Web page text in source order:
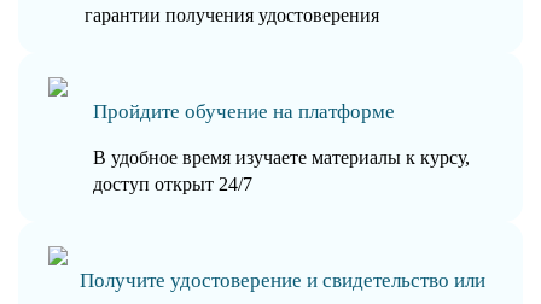
гарантии получения удостоверения
Пройдите обучение на платформе
В удобное время изучаете материалы к курсу,
доступ открыт 24/7
Получите удостоверение и свидетельство или